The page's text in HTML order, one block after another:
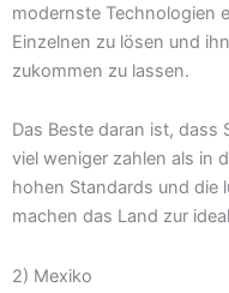
modernste Technologien
Einzelnen zu lösen und
zukommen zu lassen.
Das Beste daran ist, dass
viel weniger zahlen als in
hohen Standards und die
machen das Land zur
2) Mexiko